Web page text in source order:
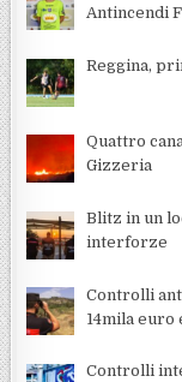
Antincendi
Reggina,
Quattro
Gizzeria
Blitz in un
interforze
Controlli
14mila
Controlli